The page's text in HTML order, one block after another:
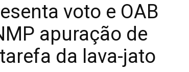
voto e OAB
apuração de
da lava-jato